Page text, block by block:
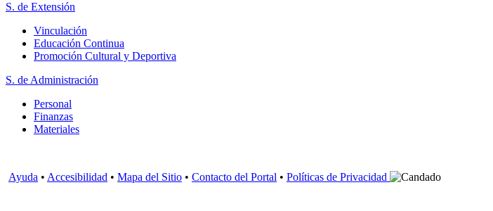
S. de Extensión
Vinculación
Educación Continua
Promoción Cultural y Deportiva
S. de Administración
Personal
Finanzas
Materiales
Ayuda • Accesibilidad • Mapa del Sitio • Contacto del Portal • Políticas de Privacidad